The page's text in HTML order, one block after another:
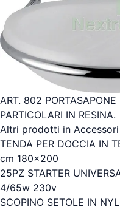
ART. 802
PARTICOLARI IN RESINA.
Altri prodotti in
TENDA PER DOCCIA IN
cm 180x200
25PZ STARTER
4/65w 230v
SCOPINO SETOLE IN